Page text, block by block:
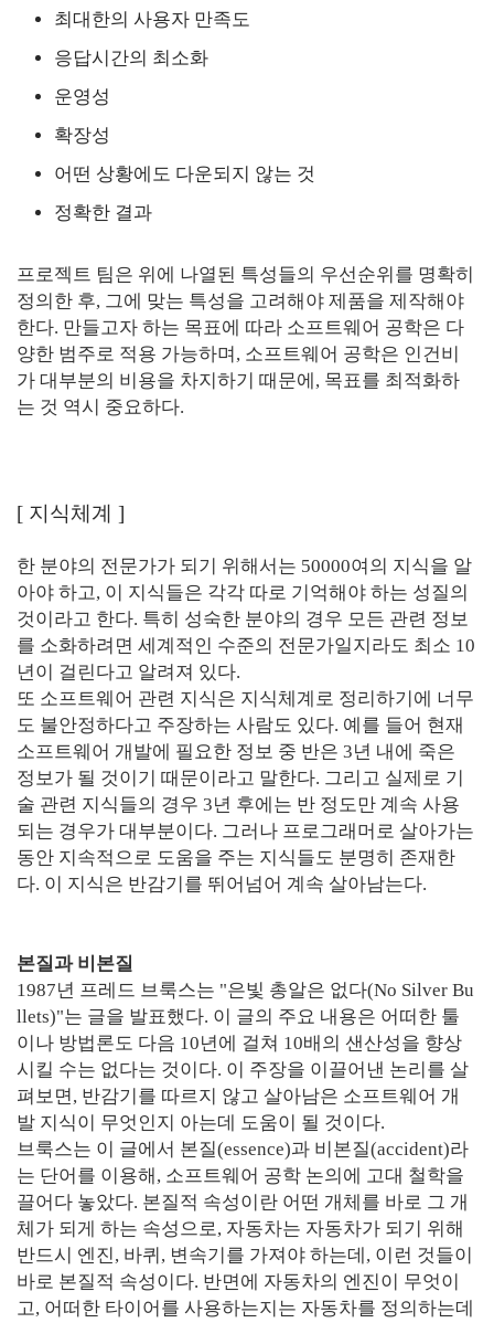
최대한의 사용자 만족도
응답시간의 최소화
운영성
확장성
어떤 상황에도 다운되지 않는 것
정확한 결과
프로젝트 팀은 위에 나열된 특성들의 우선순위를 명확히
정의한 후, 그에 맞는 특성을 고려해야 제품을 제작해야
한다. 만들고자 하는 목표에 따라 소프트웨어 공학은 다
양한 범주로 적용 가능하며, 소프트웨어 공학은 인건비
가 대부분의 비용을 차지하기 때문에, 목표를 최적화하
는 것 역시 중요하다.
[ 지식체계 ]
한 분야의 전문가가 되기 위해서는 50000여의 지식을 알
아야 하고, 이 지식들은 각각 따로 기억해야 하는 성질의
것이라고 한다. 특히 성숙한 분야의 경우 모든 관련 정보
를 소화하려면 세계적인 수준의 전문가일지라도 최소 10
년이 걸린다고 알려져 있다.
또 소프트웨어 관련 지식은 지식체계로 정리하기에 너무
도 불안정하다고 주장하는 사람도 있다. 예를 들어 현재
소프트웨어 개발에 필요한 정보 중 반은 3년 내에 죽은
정보가 될 것이기 때문이라고 말한다. 그리고 실제로 기
술 관련 지식들의 경우 3년 후에는 반 정도만 계속 사용
되는 경우가 대부분이다. 그러나 프로그래머로 살아가는
동안 지속적으로 도움을 주는 지식들도 분명히 존재한
다. 이 지식은 반감기를 뛰어넘어 계속 살아남는다.
본질과 비본질
1987년 프레드 브룩스는 "은빛 총알은 없다(No Silver Bu
llets)"는 글을 발표했다. 이 글의 주요 내용은 어떠한 툴
이나 방법론도 다음 10년에 걸쳐 10배의 샌산성을 향상
시킬 수는 없다는 것이다. 이 주장을 이끌어낸 논리를 살
펴보면, 반감기를 따르지 않고 살아남은 소프트웨어 개
발 지식이 무엇인지 아는데 도움이 될 것이다.
브룩스는 이 글에서 본질(essence)과 비본질(accident)라
는 단어를 이용해, 소프트웨어 공학 논의에 고대 철학을
끌어다 놓았다. 본질적 속성이란 어떤 개체를 바로 그 개
체가 되게 하는 속성으로, 자동차는 자동차가 되기 위해
반드시 엔진, 바퀴, 변속기를 가져야 하는데, 이런 것들이
바로 본질적 속성이다. 반면에 자동차의 엔진이 무엇이
고, 어떠한 타이어를 사용하는지는 자동차를 정의하는데